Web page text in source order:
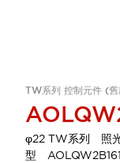
TW系列 控制元件 (
φ22 TW系列 照
型